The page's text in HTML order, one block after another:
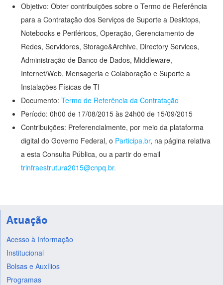
Objetivo: Obter contribuições sobre o Termo de Referência
para a Contratação dos Serviços de Suporte a Desktops,
Notebooks e Periféricos, Operação, Gerenciamento de
Redes, Servidores, Storage&Archive, Directory Services,
Administração de Banco de Dados, Middleware,
Internet/Web, Mensageria e Colaboração e Suporte a
Instalações Físicas de TI
Documento: Termo de Referência da Contratação
Período: 0h00 de 17/08/2015 às 24h00 de 15/09/2015
Contribuições: Preferencialmente, por meio da plataforma
digital do Governo Federal, o Participa.br, na página relativa
a esta Consulta Pública, ou a partir do email
trinfraestrutura2015@cnpq.br.
Atuação
Acesso à Informação
Institucional
Bolsas e Auxílios
Programas